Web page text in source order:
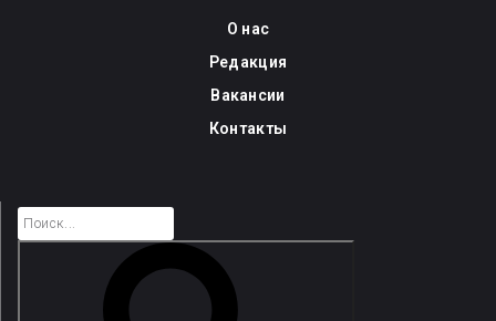
О нас
Редакция
Вакансии
Контакты